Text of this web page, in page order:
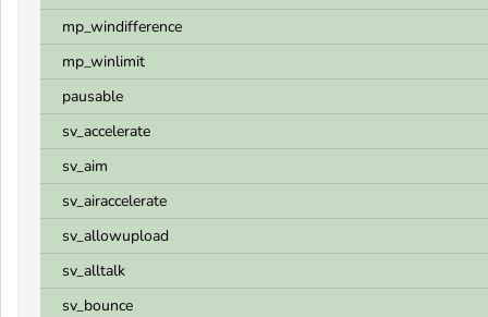
mp_windifference
mp_winlimit
pausable
sv_accelerate
sv_aim
sv_airaccelerate
sv_allowupload
sv_alltalk
sv_bounce